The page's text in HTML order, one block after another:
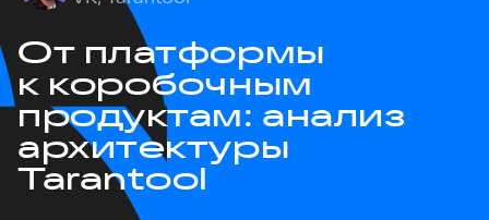
От платформы
к коробочным
продуктам: анализ
архитектуры
Tarantool